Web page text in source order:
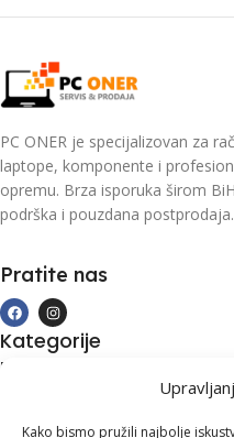
Kako bismo pružili najbolje
PC ONER je specijalizovan za
laptope, komponente i
opremu. Brza isporuka širom
podrška i pouzdana postprodaja.
Pratite nas
Kategorije
Kupovina i podrška
Kontakt informacije